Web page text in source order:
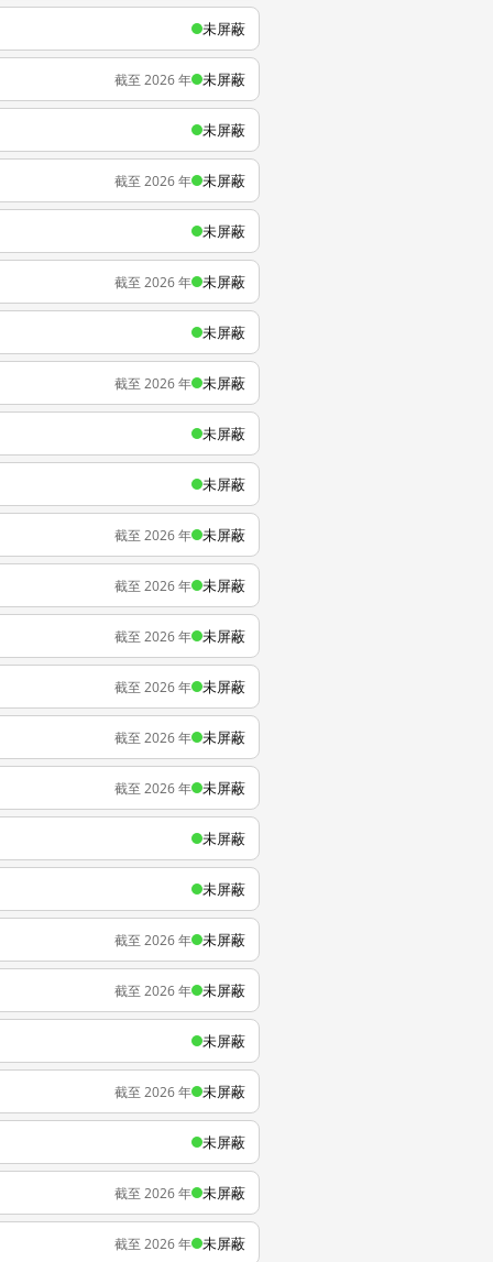
未屏蔽
截至 2026 年 未屏蔽
未屏蔽
截至 2026 年 未屏蔽
未屏蔽
截至 2026 年 未屏蔽
未屏蔽
截至 2026 年 未屏蔽
未屏蔽
未屏蔽
截至 2026 年 未屏蔽
截至 2026 年 未屏蔽
截至 2026 年 未屏蔽
截至 2026 年 未屏蔽
截至 2026 年 未屏蔽
截至 2026 年 未屏蔽
未屏蔽
未屏蔽
截至 2026 年 未屏蔽
截至 2026 年 未屏蔽
未屏蔽
截至 2026 年 未屏蔽
未屏蔽
截至 2026 年 未屏蔽
截至 2026 年 未屏蔽